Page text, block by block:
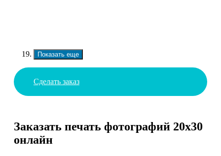
Показать еще
Сделать заказ
Заказать печать фотографий 20х30
онлайн